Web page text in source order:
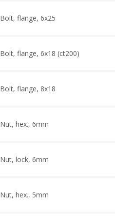
Bolt, flange, 6x25
Bolt, flange, 6x18 (ct200)
Bolt, flange, 8x18
Nut, hex., 6mm
Nut, lock, 6mm
Nut, hex., 5mm